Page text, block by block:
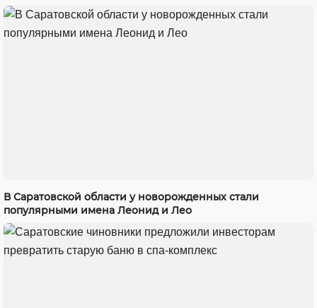
В Саратовской области у новорожденных стали
популярными имена Леонид и Лео